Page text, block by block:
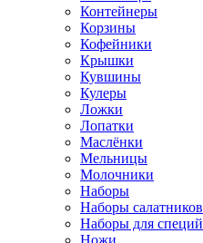
Контейнеры
Корзины
Кофейники
Крышки
Кувшины
Кулеры
Ложки
Лопатки
Маслёнки
Мельницы
Молочники
Наборы
Наборы салатников
Наборы для специй
Ножи